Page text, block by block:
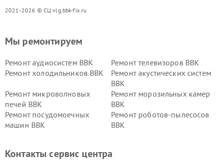
2021-2026 © СЦ vlg.bbk-fix.ru
Мы ремонтируем
Ремонт аудиосистем BBK
Ремонт телевизоров BBK
Ремонт холодильников BBK
Ремонт акустических систем
BBK
Ремонт микроволновых
печей BBK
Ремонт морозильных камер
BBK
Ремонт посудомоечных
машин BBK
Ремонт роботов-пылесосов
BBK
Ремонт винных шкафов BBK
Контакты сервис центра